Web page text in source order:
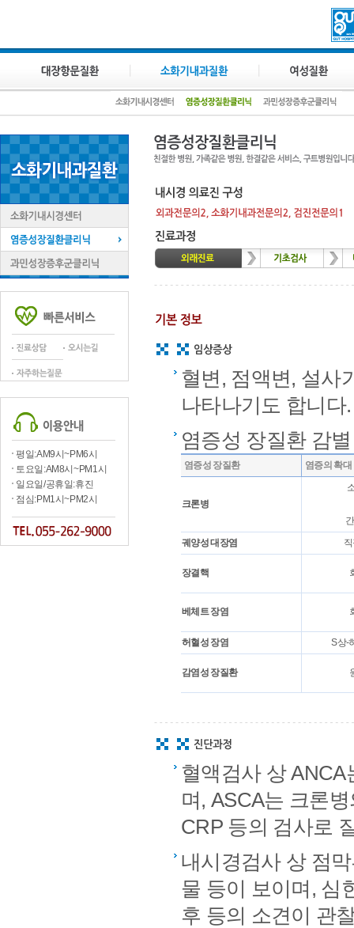
평일:AM9시~PM6시
토요일:AM8시~PM1시
일요일/공휴일:휴진
점심:PM1시~PM2시
혈변, 점액변, 설사
나타나기도 합니다.
염증성 장질환 감별
염증성 장질환 염증의 확대
크론병
궤양성 대장염
장결핵
베체트 장염
허혈성 장염 S상-
감염성 장질환
혈액검사 상
며, ASCA는 크론
CRP 등의 검사로
내시경검사 상 점
물 등이 보이며, 심
후 등의 소견이 관